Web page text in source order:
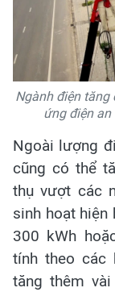
Ngành điện tăng
ứng điện an
Ngoài lượng
cũng có thể
thụ vượt các
sinh hoạt
300 kWh
tính theo các
tăng thêm